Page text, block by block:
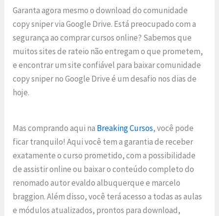
Garanta agora mesmo o download do comunidade
copy sniper via Google Drive. Está preocupado com a
segurança ao comprar cursos online? Sabemos que
muitos sites de rateio não entregam o que prometem,
e encontrar um site confiável para baixar comunidade
copy sniper no Google Drive é um desafio nos dias de
hoje.
Mas comprando aqui na Breaking Cursos, você pode
ficar tranquilo! Aqui você tem a garantia de receber
exatamente o curso prometido, com a possibilidade
de assistir online ou baixar o conteúdo completo do
renomado autor evaldo albuquerque e marcelo
braggion. Além disso, você terá acesso a todas as aulas
e módulos atualizados, prontos para download,